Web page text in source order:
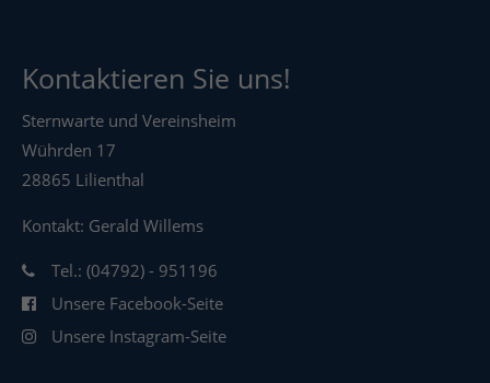
Kontaktieren Sie uns!
Sternwarte und Vereinsheim
Wührden 17
28865 Lilienthal
Kontakt: Gerald Willems
Tel.: (04792) - 951196
Unsere Facebook-Seite
Unsere Instagram-Seite